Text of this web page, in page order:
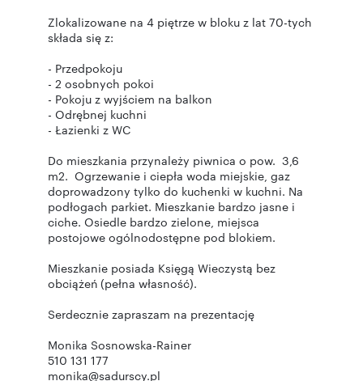
Zlokalizowane na 4 piętrze w bloku z lat 70-tych
składa się z:
- Przedpokoju
- 2 osobnych pokoi
- Pokoju z wyjściem na balkon
- Odrębnej kuchni
- Łazienki z WC
Do mieszkania przynależy piwnica o pow. 3,6
m2. Ogrzewanie i ciepła woda miejskie, gaz
doprowadzony tylko do kuchenki w kuchni. Na
podłogach parkiet. Mieszkanie bardzo jasne i
ciche. Osiedle bardzo zielone, miejsca
postojowe ogólnodostępne pod blokiem.
Mieszkanie posiada Księgą Wieczystą bez
obciążeń (pełna własność).
Serdecznie zapraszam na prezentację
Monika Sosnowska-Rainer
510 131 177
monika@sadurscy.pl